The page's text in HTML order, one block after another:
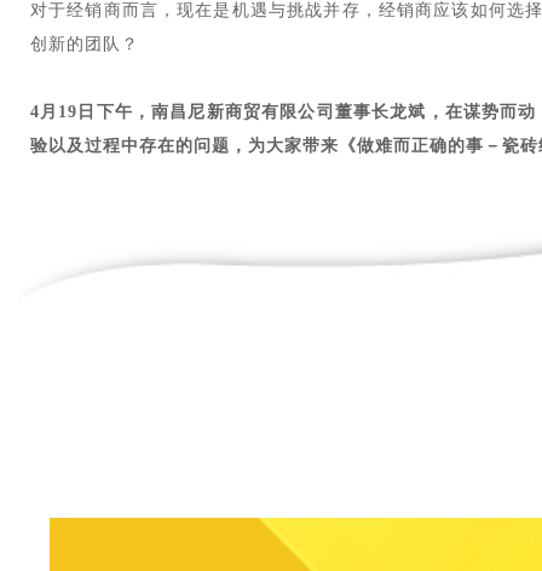
对于经销商而言，现在是机遇与挑战并存，经销商应该如何选
创新的团队？
4月19日下午，南昌尼新商贸有限公司董事长龙斌，在谋势而
验以及过程中存在的问题，为大家带来《做难而正确的事－瓷